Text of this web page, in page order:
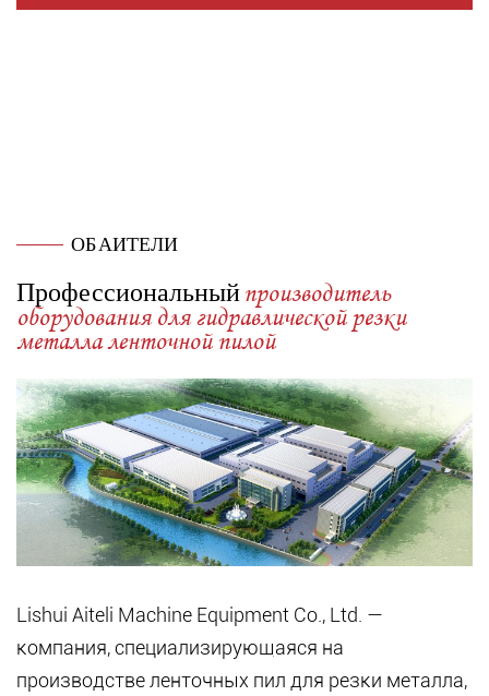
ОБ АИТЕЛИ
Профессиональныйпроизводитель
оборудования для гидравлической резки
металла ленточной пилой
Lishui Aiteli Machine Equipment Co., Ltd. —
компания, специализирующаяся на
производстве ленточных пил для резки металла,